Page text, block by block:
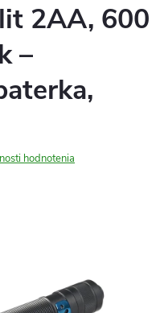
2AA, 600
–
hodnotenia